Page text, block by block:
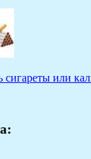
сигареты или